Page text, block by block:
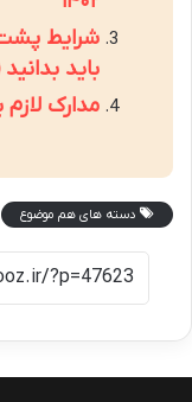
شرایط
باید
مدارک
دسته های هم موضوع